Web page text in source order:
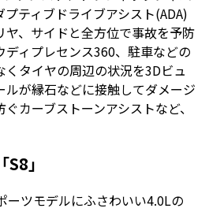
ティブドライブアシスト(ADA)
、サイドと全方位で事故を予防
ディプレセンス360、駐車などの
タイヤの周辺の状況を3Dビュ
が縁石などに接触してダメージ
カーブストーンアシストなど、
」
ーツモデルにふさわいい4.0Lの